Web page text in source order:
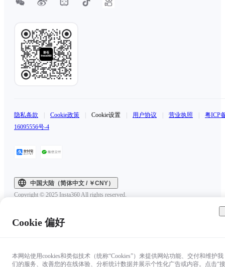
隐私条款 Cookie政策 Cookie设置 用户协议 营业执照
粤ICP
16095556号-4
中国大陆（简体中文 / ￥CNY）
Copyright © 2025 Insta360 All rights reserved.
Cookie 偏好
本网站使用cookies和类似技术（统称“Cookies”）来提供网站功能、交付和维护我
们的服务、改善您的在线体验、分析统计数据并展示个性化广告或内容。点击“接